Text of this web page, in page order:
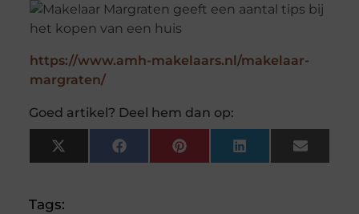
https://www.amh-makelaars.nl/makelaar-
margraten/
Goed artikel? Deel hem dan op:
X
(Twitter)
FacebookPinterestLinkedInEmail
Tags: